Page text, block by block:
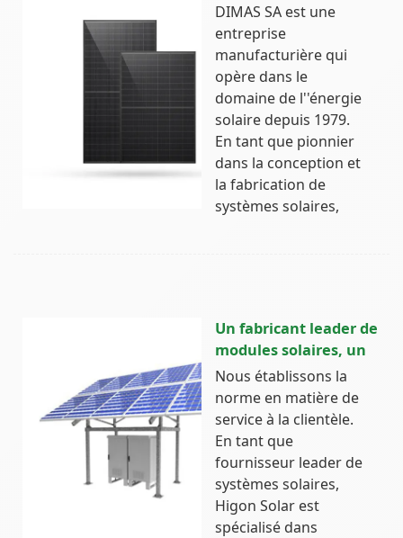
DIMAS SA est une
entreprise
manufacturière qui
opère dans le
domaine de l''énergie
solaire depuis 1979.
En tant que pionnier
dans la conception et
la fabrication de
systèmes solaires,
Un fabricant leader de
modules solaires, un
Nous établissons la
norme en matière de
service à la clientèle.
En tant que
fournisseur leader de
systèmes solaires,
Higon Solar est
spécialisé dans